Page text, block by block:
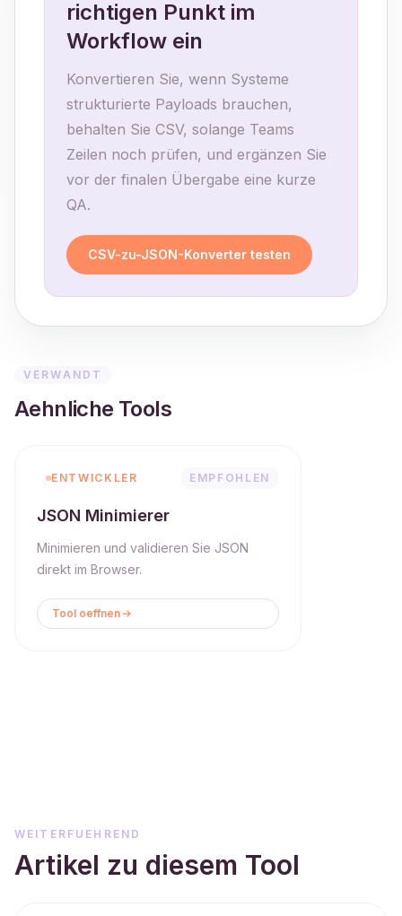
richtigen Punkt im
Workflow ein
Konvertieren Sie, wenn Systeme
strukturierte Payloads brauchen,
behalten Sie CSV, solange Teams
Zeilen noch prüfen, und ergänzen Sie
vor der finalen Übergabe eine kurze
QA.
CSV-zu-JSON-Konverter testen
VERWANDT
Aehnliche Tools
ENTWICKLER EMPFOHLEN
JSON Minimierer
Minimieren und validieren Sie JSON
direkt im Browser.
Tool oeffnen
WEITERFUEHREND
Artikel zu diesem Tool